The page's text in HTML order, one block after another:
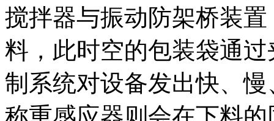
搅拌器与振动防架桥装
料，此时空的包装袋通
制系统对设备发出快、
称重感应器则会在下料